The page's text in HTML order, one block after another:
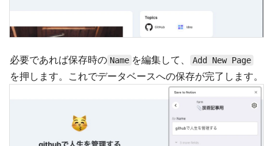
必要であれば保存時の Name を編集して、 Add New Page
を押します。これでデータベースへの保存が完了します。